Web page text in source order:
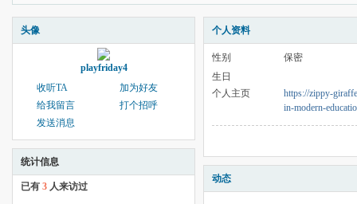
头像
playfriday4
收听TA
加为好友
给我留言
打个招呼
发送消息
统计信息
已有 3 人来访过
个人资料
性别
保密
生日
个人主页
https://zippy-
in-modern-
动态